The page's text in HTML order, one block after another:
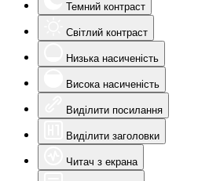
Темний контраст
Світлий контраст
Низька насиченість
Висока насиченість
Виділити посилання
Виділити заголовки
Читач з екрана